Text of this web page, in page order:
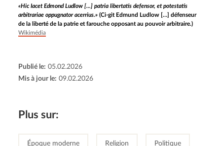
«Hic Iacet Edmond Ludlow [...] patria libertatis defensor, et potestatis
arbitrariae oppugnator acerrius.» (Ci-git Edmund Ludlow […] défenseur
de la liberté de la patrie et farouche opposant au pouvoir arbitraire.)
Wikimédia
Publié le: 05.02.2026
Mis à jour le: 09.02.2026
Plus sur:
Époque moderne Religion Politique